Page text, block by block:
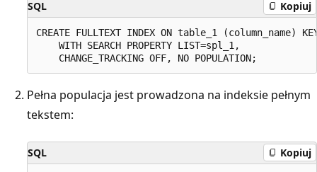
SQL Kopiuj
CREATE FULLTEXT INDEX ON table_1 (column_name)
    WITH SEARCH PROPERTY LIST=spl_1,
Pełna populacja jest prowadzona na indeksie pełnym
tekstem:
SQL Kopiuj